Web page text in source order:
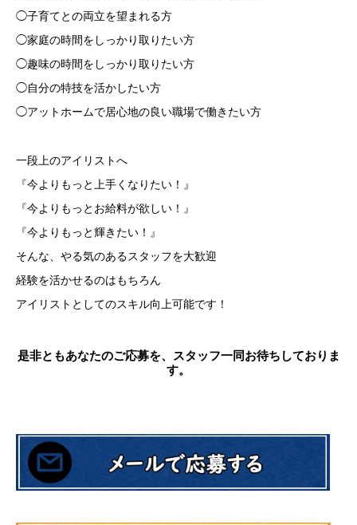
◯子育てとの両立を望まれる方
◯家庭の時間をしっかり取りたい方
◯趣味の時間をしっかり取りたい方
◯自分の特技を活かしたい方
◯アットホームで居心地の良い職場で働きたい方
一段上のアイリストへ
『今よりもっと上手くなりたい！』
『今よりもっとお給料が欲しい！』
『今よりもっと輝きたい！』
そんな、やる気のあるスタッフを大歓迎
経験を活かせるのはもちろん
アイリストとしてのスキル向上可能です！
是非ともあなたのご応募を、スタッフ一同お待ちしておりま
す。